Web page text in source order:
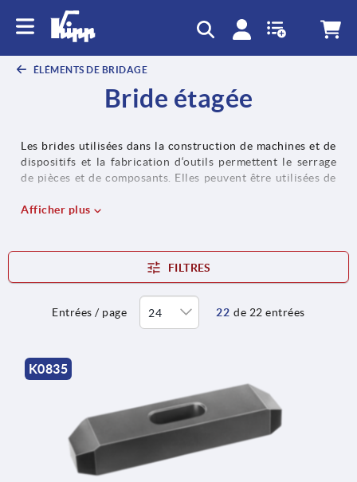
ÉLÉMENTS DE BRIDAGE
Bride étagée
Les brides utilisées dans la construction de machines et de
dispositifs et la fabrication d‘outils permettent le serrage
de pièces et de composants. Elles peuvent être utilisées de
disponibles en différentes formes.
Afficher plus
FILTRES
Entrées / page 22 de 22 entrées
K0835